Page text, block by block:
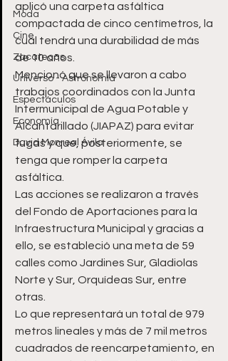
Moda
Cine
Zacatecas
Universo - Astronomía
Espectáculos
Economía
David Monreal Ávila
aplicó una carpeta asfáltica
compactada de cinco centímetros, la
cual tendrá una durabilidad de más
de 10 años.
Mencionó que se llevaron a cabo
trabajos coordinados con la Junta
Intermunicipal de Agua Potable y
Alcantarillado (JIAPAZ) para evitar
fugas y que, posteriormente, se
tenga que romper la carpeta
asfáltica.
Las acciones se realizaron a través
del Fondo de Aportaciones para la
Infraestructura Municipal y gracias a
ello, se estableció una meta de 59
calles como Jardines Sur, Gladiolas
Norte y Sur, Orquídeas Sur, entre
otras.
Lo que representará un total de 979
metros lineales y más de 7 mil metros
cuadrados de reencarpetamiento, en